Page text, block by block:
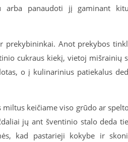
arba panaudoti jį gaminant
prekybininkai. Anot prekybos
cukraus kiekį, vietoj mišrainių
o į kulinarinius patiekalus
keičiame viso grūdo ar
jų ant šventinio stalo deda
kad pastarieji kokybe ir